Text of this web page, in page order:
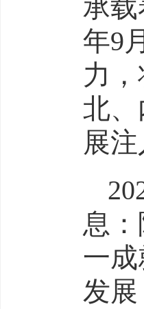
承
年9
力
北
展
息
一
发